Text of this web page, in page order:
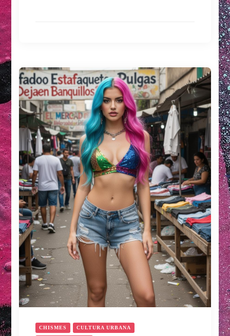
CHISMES CULTURA URBANA